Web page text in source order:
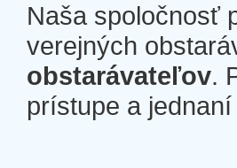
Naša spoločnosť
verejných
obstarávateľov.
prístupe a